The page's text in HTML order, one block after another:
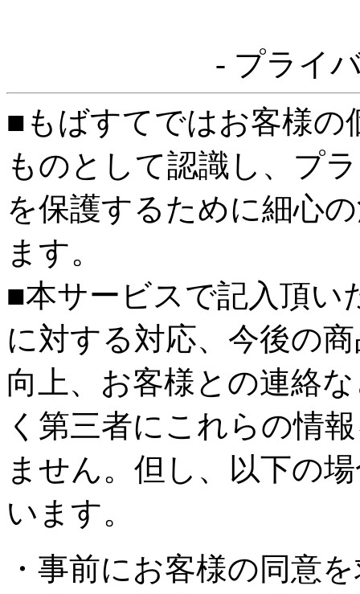
- プライ
■もばすてではお客様の
ものとして認識し、プ
を保護するために細心
ます。
■本サービスで記入頂い
に対する対応、今後の
向上、お客様との連絡
く第三者にこれらの情
ません。但し、以下の
います。
・事前にお客様の同意